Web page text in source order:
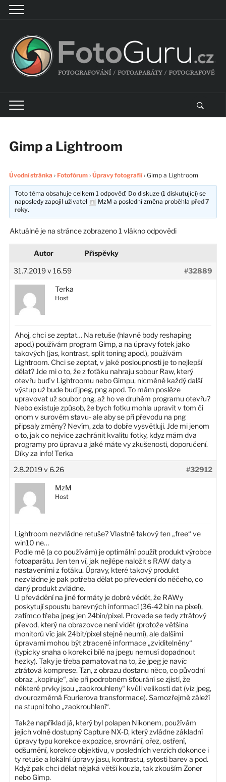
Gimp a Lightroom
Úvodní stránka › Fotofórum › Úpravy fotografií › Gimp a Lightroom
Toto téma obsahuje celkem 1 odpověď. Do diskuze (1 diskutující) se
naposledy zapojil uživatel
MzM a poslední změna proběhlapřed 7
roky.
Aktuálně je na stránce zobrazeno 1 vlákno odpovědi
Autor Příspěvky
31.7.2019 v 16.59 #32889
Terka
Host
Ahoj, chci se zeptat… Na retuše (hlavně body reshaping
apod.) používám program Gimp, a na úpravy fotek jako
takových (jas, kontrast, split toning apod.), používám
Lightroom. Chci se zeptat, v jaké posloupnosti je to nejlepší
dělat? Jde mi o to, že z foťáku nahraju sobour Raw, který
otevřu buď v Lightroomu nebo Gimpu, nicméně každý další
výstup už bude buď jpeg, png apod. To mám posléze
upravovat už soubor png, až ho ve druhém programu otevřu?
Nebo existuje způsob, že bych fotku mohla upravit v tom či
onom v surovém stavu- ale aby se při převodu na png
připsaly změny? Nevím, zda to dobře vysvětluji. Jde mi jenom
o to, jak co nejvice zachránit kvalitu fotky, kdyz mám dva
programy pro úpravu a jaké máte vy zkušenosti, doporučení.
Díky za info! Terka
2.8.2019 v 6.26
#32912
MzM
Host
Lightroom nezvládne retuše? Vlastně takový ten „free“ ve
win10 ne…
Podle mě (a co používám) je optimální použít produkt výrobce
fotoaparátu. Jen ten ví, jak nejlépe naložit s RAW daty a
nastaveními z foťáku. Úpravy, které takový produkt
nezvládne je pak potřeba dělat po převedení do něčeho, co
daný produkt zvládne.
U převádění na jiné formáty je dobré vědět, že RAWy
poskytují spoustu barevných informací (36-42 bin na pixel),
zatímco třeba jpeg jen 24bin/pixel. Provede se tedy ztrátový
převod, který na obrazovce není vidět (protože většina
monitorů víc jak 24bit/pixel stejně neumí), ale dalšími
úpravami mohou být ztracené informace „zviditelněny“
(typicky snaha o korekci bílé na jpegu nemusí dopadnout
hezky). Taky je třeba pamatovat na to, že jpeg je navíc
ztrátová komprese. Tzn, z obrazu dostanu něco, co původní
obraz „kopíruje“, ale při podrobném šťourání se zjistí, že
některé prvky jsou „zaokrouhleny“ kvůli velikosti dat (viz jpeg,
dvourozměrná Fourierova transformace). Samozřejmě záleží
na stupni toho „zaokrouhlení“.
Takže například já, který byl polapen Nikonem, používám
jejich volně dostupný Capture NX-D, který zvládne základní
úpravy typu korekce expozice, srovnání, ořez, ostření,
odšumění, korekce objektivu, v posledních verzích dokonce i
ty retuše a lokální úpravy jasu, kontrastu, sytosti barev a pod.
Když pak chci dělat nějaká větší kouzla, tak zkouším Zoner
nebo Gimp.